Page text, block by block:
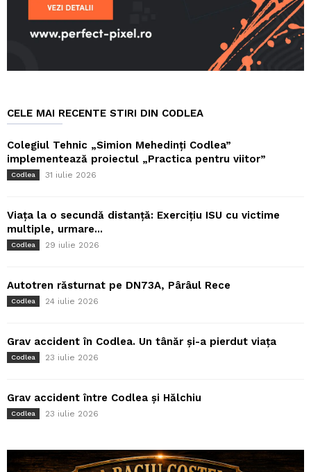
CELE MAI RECENTE STIRI DIN CODLEA
Colegiul Tehnic „Simion Mehedinți Codlea”
implementează proiectul „Practica pentru viitor”
Codlea 31 iulie 2026
Viața la o secundă distanță: Exercițiu ISU cu victime
multiple, urmare...
Codlea 29 iulie 2026
Autotren răsturnat pe DN73A, Pârâul Rece
Codlea 24 iulie 2026
Grav accident în Codlea. Un tânăr și-a pierdut viața
Codlea 23 iulie 2026
Grav accident între Codlea și Hălchiu
Codlea 23 iulie 2026